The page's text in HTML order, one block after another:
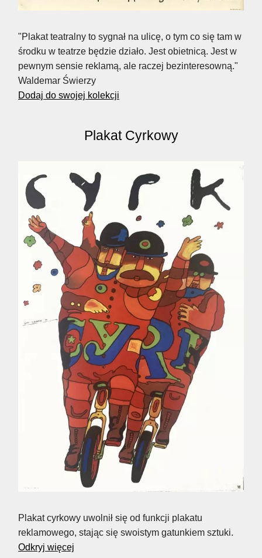
"Plakat teatralny to sygnał na ulicę, o tym co się tam w
środku w teatrze będzie działo. Jest obietnicą. Jest w
pewnym sensie reklamą, ale raczej bezinteresowną."
Waldemar Świerzy
Dodaj do swojej kolekcji
Plakat Cyrkowy
Plakat cyrkowy uwolnił się od funkcji plakatu
reklamowego, stając się swoistym gatunkiem sztuki.
Odkryj więcej